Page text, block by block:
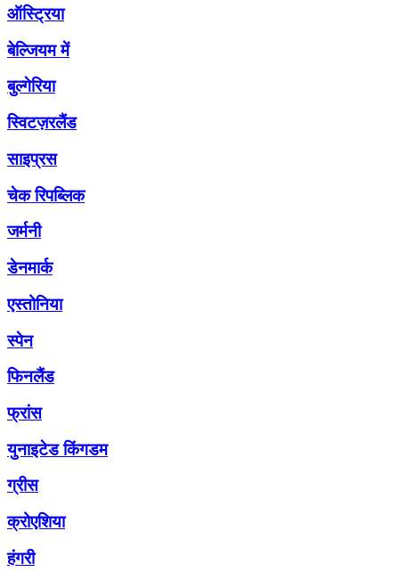
ऑस्ट्रिया
बेल्जियम में
बुल्गेरिया
स्विटज़रलैंड
साइप्रस
चेक रिपब्लिक
जर्मनी
डेनमार्क
एस्तोनिया
स्पेन
फिनलैंड
फ्रांस
युनाइटेड किंगडम
ग्रीस
क्रोएशिया
हंगरी